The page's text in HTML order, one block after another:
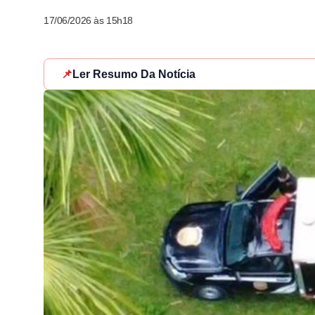
17/06/2026 às 15h18
📌 Ler Resumo Da Notícia